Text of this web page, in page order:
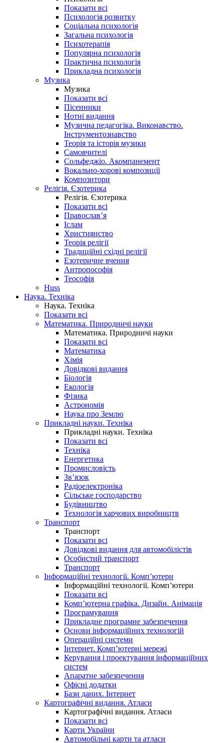
Показати всі
Психологія розвитку
Соціальна психологія
Загальна психологія
Психотерапія
Популярна психологія
Практична психологія
Прикладна психологія
Музика
Музика
Показати всі
Пісенники
Нотні видання
Музична педагогіка. Виконавство.
Інструментознавство
Теорія та історія музики
Самовчителі
Сольфеджіо. Акомпанемент
Вокально-хорові композиції
Композитори
Релігія. Єзотерика
Релігія. Єзотерика
Показати всі
Православ’я
Іслам
Християнство
Теорія релігії
Традиційні східні релігії
Езотеричне вчення
Антропософія
Теософія
Huss
Наука. Техніка
Наука. Техніка
Показати всі
Математика. Природничі науки
Математика. Природничі науки
Показати всі
Математика
Хімія
Довідкові видання
Біологія
Екологія
Фізика
Астрономія
Наука про Землю
Прикладні науки. Техніка
Прикладні науки. Техніка
Показати всі
Техніка
Енергетика
Промисловість
Зв’язок
Радіоелектроніка
Сільське господарство
Будівництво
Технологія харчових виробництв
Транспорт
Транспорт
Показати всі
Довідкові видання для автомобілістів
Особистий транспорт
Транспорт
Інформаційні технології. Комп’ютери
Інформаційні технології. Комп’ютери
Показати всі
Комп’ютерна графіка. Дизайн. Анімація
Програмування
Прикладне програмне забезпечення
Основи інформаційних технологій
Операційні системи
Інтернет. Комп’ютерні мережі
Керування і проектування інформаційних
систем
Апаратне забезпечення
Офісні додатки
Бази даних. Інтернет
Картографічні видання. Атласи
Картографічні видання. Атласи
Показати всі
Карти України
Автомобільні карти та атласи